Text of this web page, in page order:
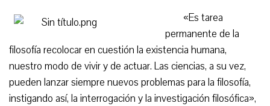
«Es tarea
permanente de la
filosofía recolocar en cuestión la existencia humana,
nuestro modo de vivir y de actuar. Las ciencias, a su vez,
pueden lanzar siempre nuevos problemas para la filosofía,
instigando así, la interrogación y la investigación filosófica»,